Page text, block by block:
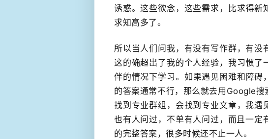
诱惑。这些欲念，这些需求，比​求得新
求知高多了。
所以当人们问我，有没有写作群，有没
这的确超出了我的个人经验，​我习惯了
伴的情况下学习。​如果遇见困难和障碍
的答案通常不行，那么就去用Google
找到专业群组，会找到专业文章，我遇
也有人问过，不单有人问过，而且一定
的完整答案，​很多时候还不止一人。